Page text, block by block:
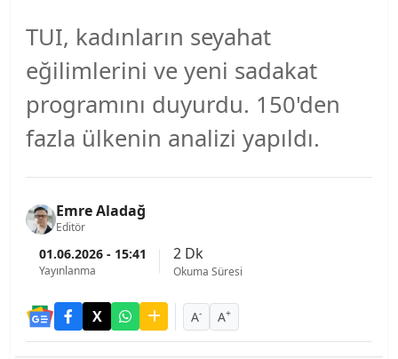
TUI, kadınların seyahat
eğilimlerini ve yeni sadakat
programını duyurdu. 150'den
fazla ülkenin analizi yapıldı.
Emre Aladağ
Editör
01.06.2026 - 15:41
Yayınlanma
2 Dk
Okuma Süresi
A- A+